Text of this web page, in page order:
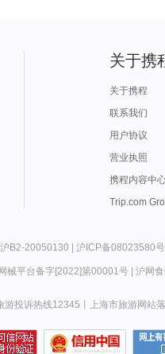
关于携
关于携程
联系我们
用户协议
营业执照
携程内容中
Trip.com
B2-20050130 | 沪ICP备08023580
械平台备字[2022]第00001号| 沪网
游投诉热线12345 上海市旅游网站